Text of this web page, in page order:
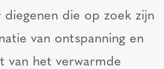
diegenen die op zoek zijn
van ontspanning en
van het verwarmde